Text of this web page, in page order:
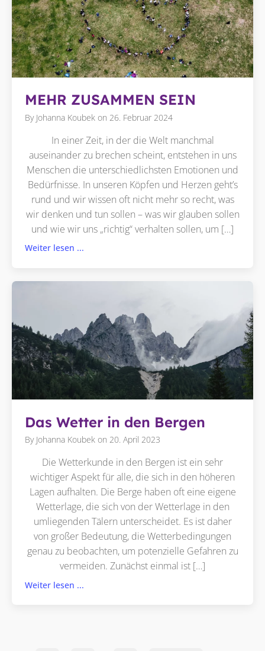
MEHR ZUSAMMEN SEIN
By Johanna Koubek on26. Februar 2024
In einer Zeit, in der die Welt manchmal
auseinander zu brechen scheint, entstehen in uns
Menschen die unterschiedlichsten Emotionen und
Bedürfnisse. In unseren Köpfen und Herzen geht’s
rund und wir wissen oft nicht mehr so recht, was
wir denken und tun sollen – was wir glauben sollen
und wie wir uns „richtig“ verhalten sollen, um […]
Weiter lesen ...
Das Wetter in den Bergen
By Johanna Koubek on20. April 2023
Die Wetterkunde in den Bergen ist ein sehr
wichtiger Aspekt für alle, die sich in den höheren
Lagen aufhalten. Die Berge haben oft eine eigene
Wetterlage, die sich von der Wetterlage in den
umliegenden Tälern unterscheidet. Es ist daher
von großer Bedeutung, die Wetterbedingungen
genau zu beobachten, um potenzielle Gefahren zu
vermeiden. Zunächst einmal ist […]
Weiter lesen ...